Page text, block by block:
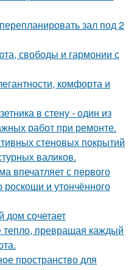
зал под 2
свободы и гармонии с
комфорта и
в стену - один из
работ при ремонте.
стеновых покрытий
валиков.
впечатляет с первого
роскоши и утончённого
сочетает
тепло, превращая каждый
пространство для